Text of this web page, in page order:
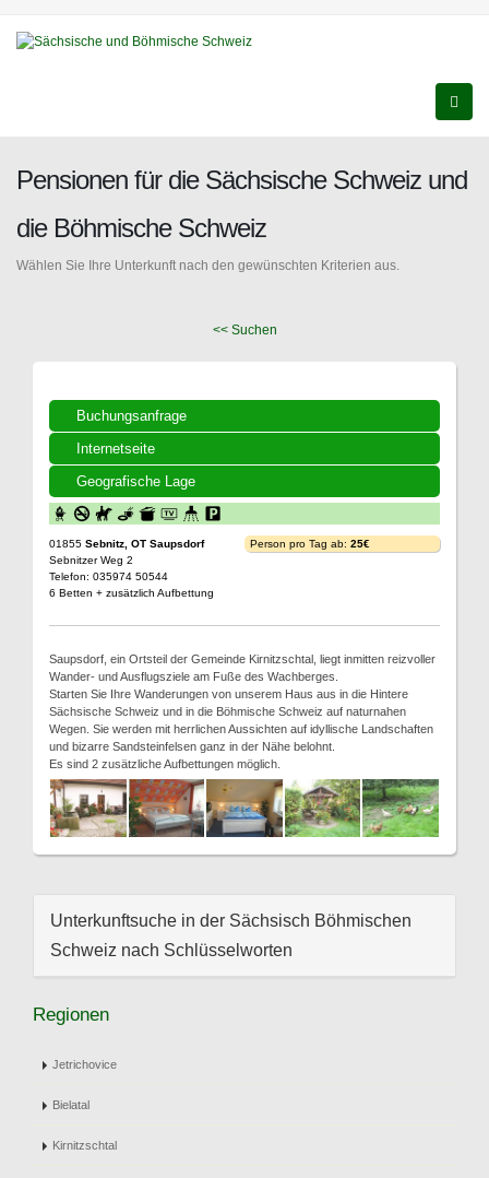
Pensionen für die Sächsische Schweiz und
die Böhmische Schweiz
Wählen Sie Ihre Unterkunft nach den gewünschten Kriterien aus.
<< Suchen
Buchungsanfrage
Internetseite
Geografische Lage
01855 Sebnitz, OT Saupsdorf
Sebnitzer Weg 2
Telefon: 035974 50544
6 Betten + zusätzlich Aufbettung
Person pro Tag ab: 25€
Saupsdorf, ein Ortsteil der Gemeinde Kirnitzschtal, liegt inmitten reizvoller
Wander- und Ausflugsziele am Fuße des Wachberges.
Starten Sie Ihre Wanderungen von unserem Haus aus in die Hintere
Sächsische Schweiz und in die Böhmische Schweiz auf naturnahen
Wegen. Sie werden mit herrlichen Aussichten auf idyllische Landschaften
und bizarre Sandsteinfelsen ganz in der Nähe belohnt.
Es sind 2 zusätzliche Aufbettungen möglich.
Unterkunftsuche in der Sächsisch Böhmischen
Schweiz nach Schlüsselworten
Regionen
Jetrichovice
Bielatal
Kirnitzschtal